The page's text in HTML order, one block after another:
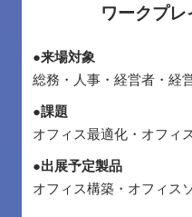
ワークプ
●来場対象
総務・人事・経営者・経
●課題
オフィス最適化・オフィ
●出展予定製品
オフィス構築・オフィス